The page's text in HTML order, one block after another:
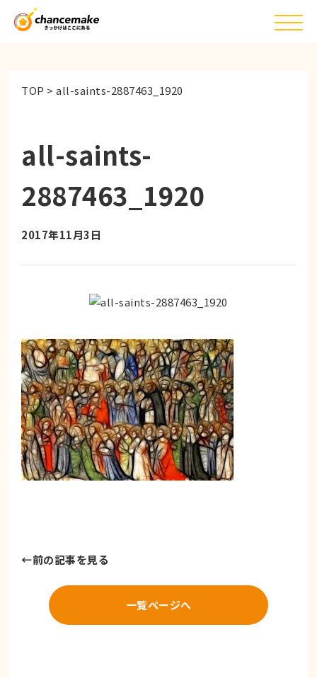
TOP >all-saints-2887463_1920
all-saints-
2887463_1920
2017年11月3日
←前の記事を見る
一覧ページへ